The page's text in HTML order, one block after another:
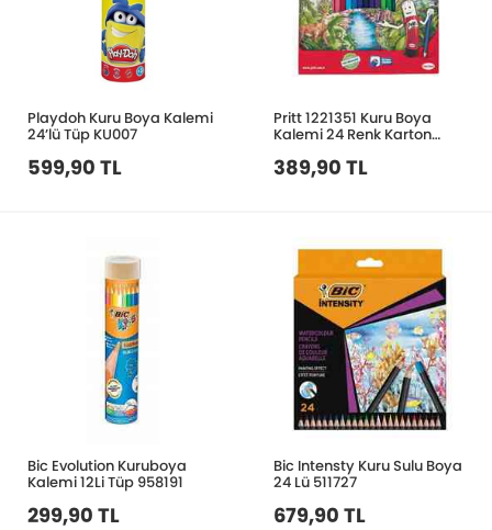
Playdoh Kuru Boya Kalemi
24’lü Tüp KU007
599,90 TL
Pritt 1221351 Kuru Boya
Kalemi 24 Renk Karton
389,90 TL
Bic Evolution Kuruboya
Kalemi 12Li Tüp 958191
299,90 TL
Bic Intensty Kuru Sulu Boya
24 Lü 511727
679,90 TL